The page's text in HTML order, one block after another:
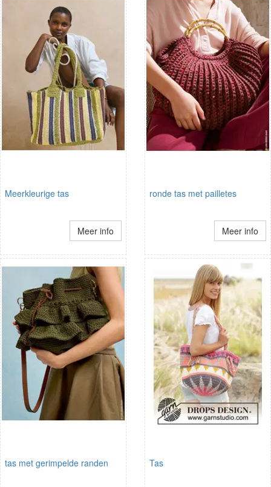
Meerkleurige tas
Meer info
ronde tas met pailletes
Meer info
tas met gerimpelde randen Tas